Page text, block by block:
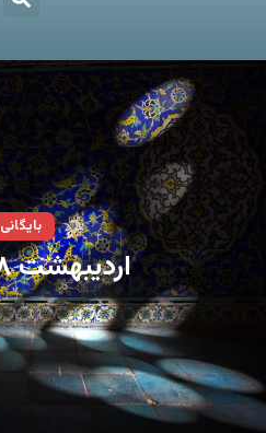
بایگانی
اردیبهشت ۱۸, ۱۳۸۲